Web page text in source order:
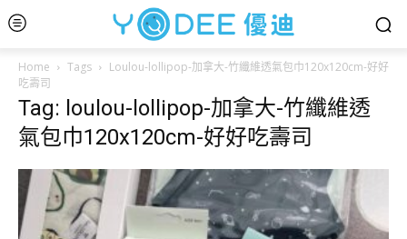
Home Tags
Loulou-lollipop-加拿大-竹纖維透氣包巾120x120cm-好好
吃壽司
Tag: loulou-lollipop-加拿大-竹纖維透
氣包巾120x120cm-好好吃壽司